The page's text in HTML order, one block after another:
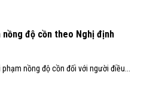
độ cồn theo Nghị định
nồng độ cồn đối với người điều...